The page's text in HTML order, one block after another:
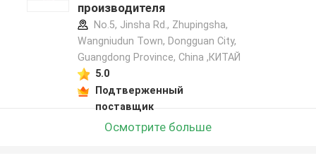
производителя
No.5, Jinsha Rd., Zhupingsha,
Wangniudun Town, Dongguan City,
Guangdong Province, China ,КИТАЙ
5.0
Подтверженный
поставщик
Осмотрите больше